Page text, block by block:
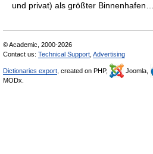
und privat) als größter
© Academic, 2000-2026
Contact us: Technical Support Advertising
Dictionaries export , created on PHP, Joomla,
MODx.